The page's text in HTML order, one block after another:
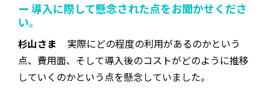
ー 導入に際して懸念された点をお聞かせくださ
い。
杉山さま
実際にどの程度の利用があるのかという
点、費用面、そして導入後のコストがどのように推移
していくのかという点を懸念していました。